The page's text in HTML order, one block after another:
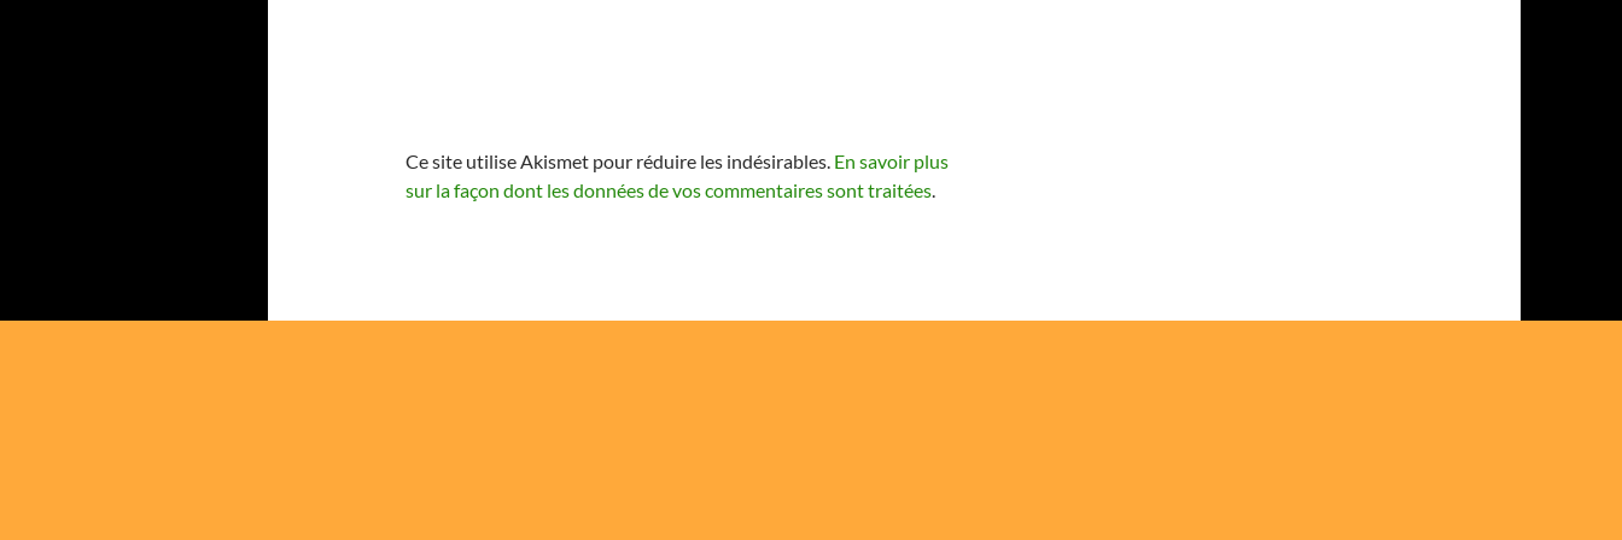
Ce site utilise Akismet pour réduire les indésirables. En savoir plus
sur la façon dont les données de vos commentaires sont traitées